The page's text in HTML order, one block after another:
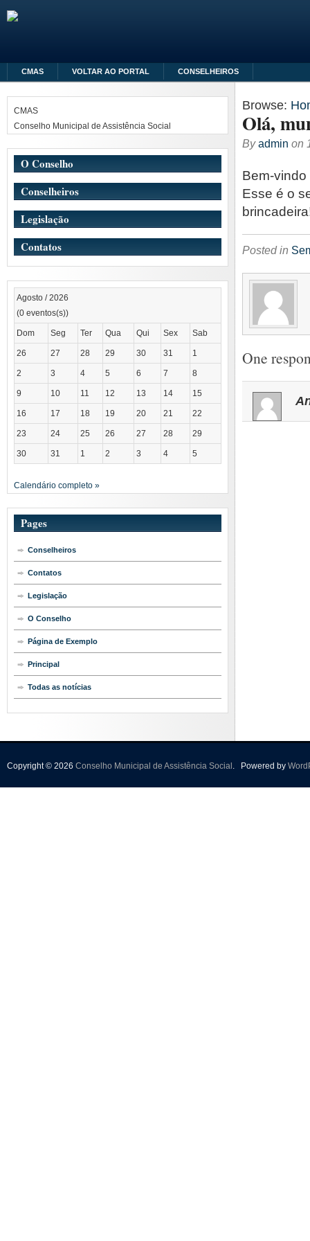
CMAS VOLTAR AO PORTAL CONSELHEIROS
Browse:
Olá,
Byadmin on
Bem-
Esse é o
Posted in
One
CMAS
Conselho Municipal de Assistência Social
O Conselho
Conselheiros
Legislação
Contatos
Agosto / 2026
(0 eventos(s))
Dom Seg Ter Qua Qui Sex Sab
26 27 28 29 30 31 1
2 3 4 5 6 7 8
9 10 11 12 13 14 15
16 17 18 19 20 21 22
23 24 25 26 27 28 29
30 31 1 2 3 4 5
Calendário completo »
Pages
Conselheiros
Contatos
Legislação
O Conselho
Página de Exemplo
Principal
Todas as notícias
Copyright © 2026 Conselho Municipal de Assistência Social . Powered by